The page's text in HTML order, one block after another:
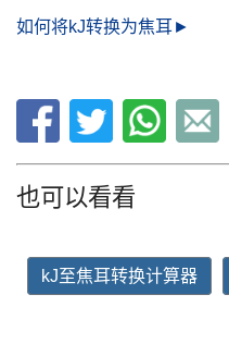
如何将kJ转换为焦耳►
也可以看看
kJ至焦耳转换计算器